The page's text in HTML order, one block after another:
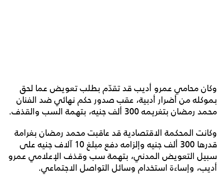
وكان محامي عمرو أديب قد تقدّم بطلب تعويض عما لحق
بموكله من أضرار أدبية، عقب صدور حكم نهائي ضد الفنان
محمد رمضان بتغريمه 300 ألف جنيه، بتهمة السب والقذف.
وكانت المحكمة الاقتصادية قد عاقبت محمد رمضان بغرامة
قدرها 300 ألف جنيه وإلزامه دفع مبلغ 10 آلاف جنيه على
سبيل التعويض المدني، بتهمة سب وقذف الإعلامي عمرو
أديب، وإساءة استخدام وسائل التواصل الاجتماعي.